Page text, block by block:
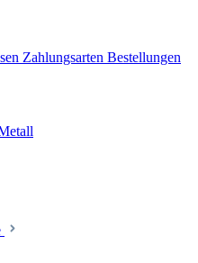
Zahlungsarten Bestellungen